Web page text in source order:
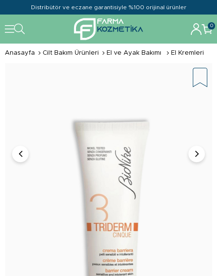
Distribütör ve eczane garantisiyle %100 orijinal ürünler
0
Anasayfa Cilt Bakım Ürünleri El ve Ayak Bakımı El Kremleri